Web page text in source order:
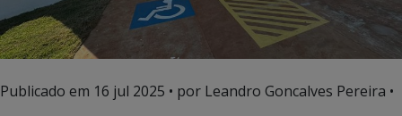
Publicado em 16 jul 2025 • por Leandro Goncalves Pereira •